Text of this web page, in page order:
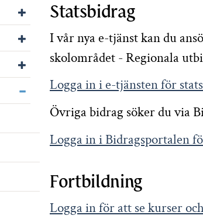
Visa/dölj undersidor till Jobba hos oss
Visa/dölj undersidor till Följ oss
Visa/dölj undersidor till Other languages
Visa/dölj undersidor till Om webbplatsen
Statsbidrag
I vår nya e-tjänst kan du
skolområdet - Regionala
Logga in i e-tjänsten för
Övriga bidrag söker du via
Logga in i Bidragsportalen
Fortbildning
Logga in för att se kurser